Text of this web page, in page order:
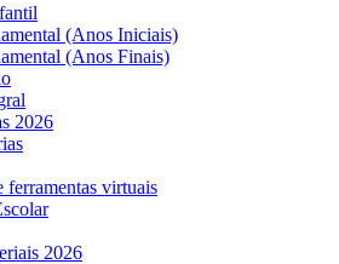
(Anos Iniciais)
(Anos Finais)
2026
ferramentas virtuais
2026